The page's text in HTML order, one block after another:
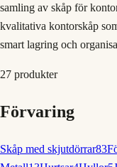
samling av skåp för
kvalitativa kontorskåp
smart lagring och
27 produkter
Förvaring
Skåp med skjutdörrar83